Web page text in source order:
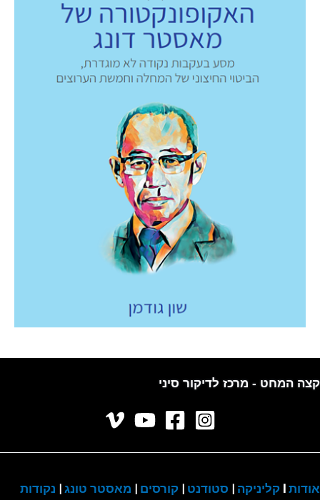
קצה המחט - מרכז לדיקור סיני
אודות קליניקה | סטודנט | קורסים | מאסטר טונג | נקודות